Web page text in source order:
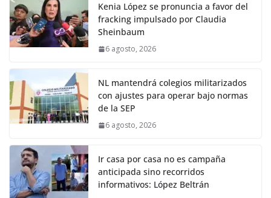
Kenia López se pronuncia a favor del
fracking impulsado por Claudia
Sheinbaum
6 agosto, 2026
NL mantendrá colegios militarizados
con ajustes para operar bajo normas
de la SEP
6 agosto, 2026
Ir casa por casa no es campaña
anticipada sino recorridos
informativos: López Beltrán